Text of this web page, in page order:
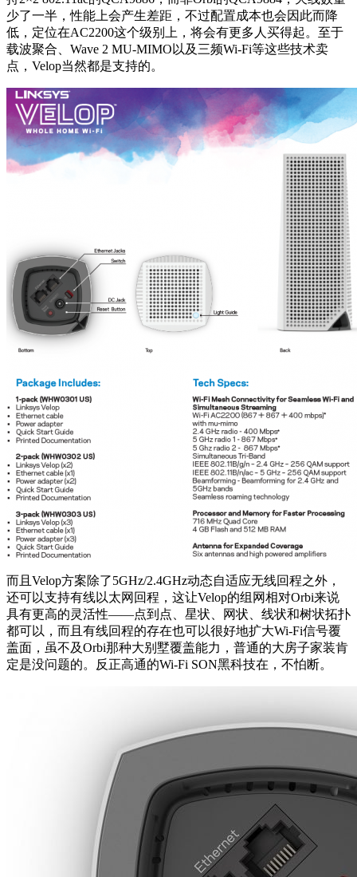
少了一半，性能上会产生差距，不过配置成本也会因此而降
低，定位在AC2200这个级别上，将会有更多人买得起。至于
载波聚合、Wave 2 MU-MIMO以及三频Wi-Fi等这些技术卖
点，Velop当然都是支持的。
而且Velop方案除了5GHz/2.4GHz动态自适应无线回程之外，
还可以支持有线以太网回程，这让Velop的组网相对Orbi来说
具有更高的灵活性——点到点、星状、网状、线状和树状拓扑
都可以，而且有线回程的存在也可以很好地扩大Wi-Fi信号覆
盖面，虽不及Orbi那种大别墅覆盖能力，普通的大房子家装肯
定是没问题的。反正高通的Wi-Fi SON黑科技在，不怕断。